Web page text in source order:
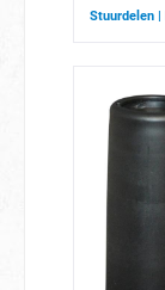
Stuurdelen